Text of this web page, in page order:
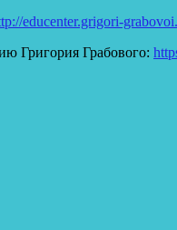
educenter.grigori-
Григория Грабового: